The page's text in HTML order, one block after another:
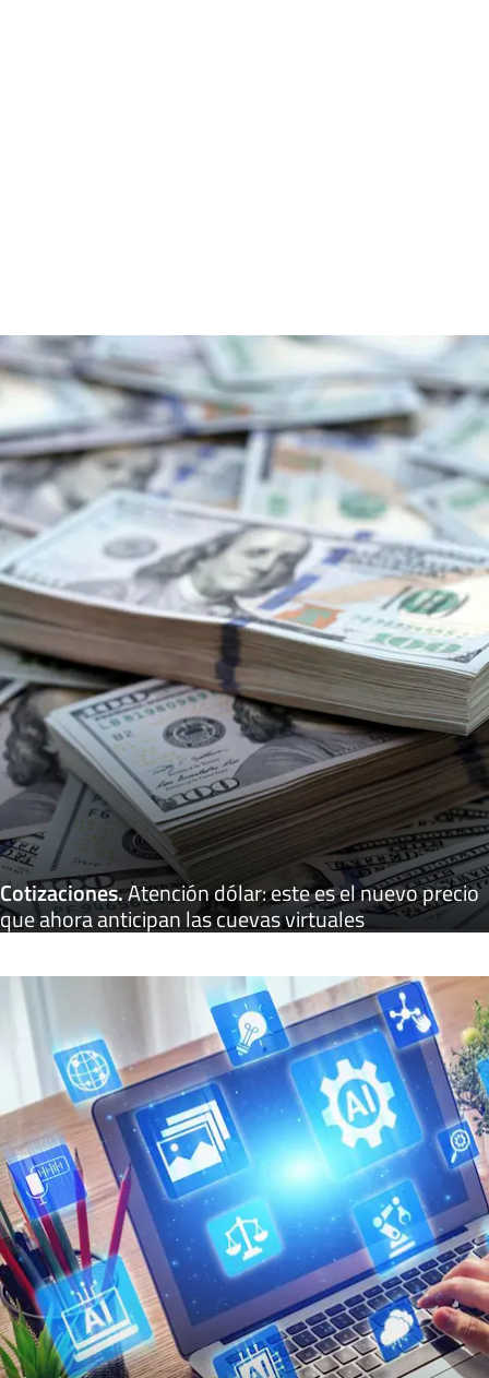
Cotizaciones.Atención dólar: este es el nuevo precio
que ahora anticipan las cuevas virtuales